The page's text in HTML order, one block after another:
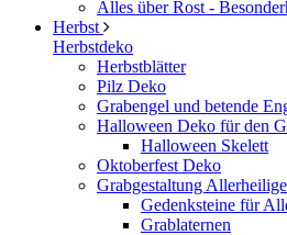
Alles über Rost -
Herbst
Herbstdeko
Herbstblätter
Pilz Deko
Grabengel und betende
Halloween Deko für den
Halloween Skelett
Oktoberfest Deko
Grabgestaltung
Gedenksteine für
Grablaternen